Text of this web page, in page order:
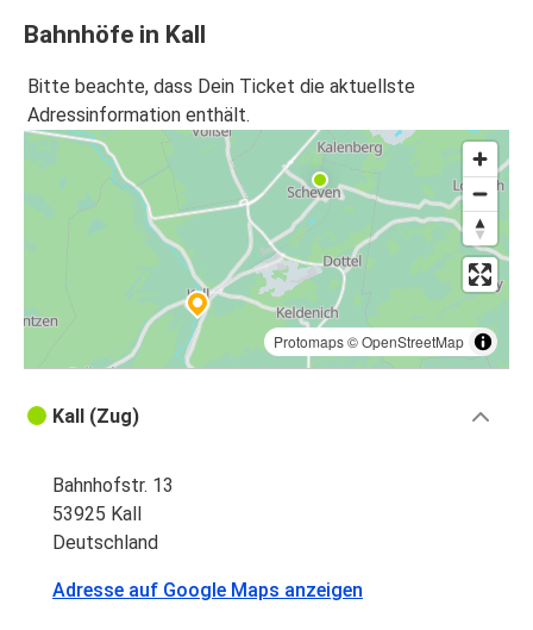
Bahnhöfe in Kall
Bitte beachte, dass Dein Ticket die aktuellste
Adressinformation enthält.
Protomaps©OpenStreetMap
Kall (Zug)
Bahnhofstr. 13
53925 Kall
Deutschland
Adresse auf Google Maps anzeigen